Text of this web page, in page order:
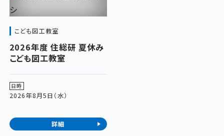
こども図工教室
2026年度 住総研 夏休み
こども図工教室
日時
2026年8月5日（水）
詳細